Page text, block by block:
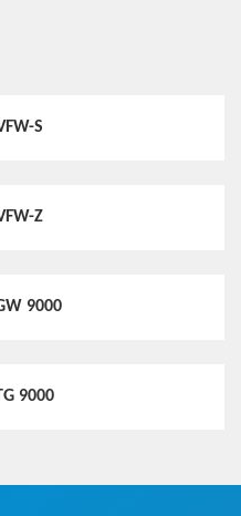
S
Z
9000
9000